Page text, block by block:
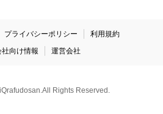
プライバシーポリシー
利用規約
向け情報
運営会社
Rights Reserved.